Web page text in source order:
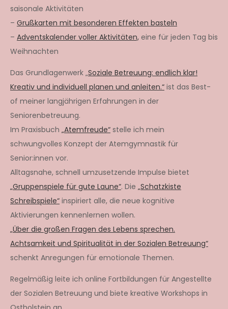
saisonale Aktivitäten
– Grußkarten mit besonderen Effekten basteln
– Adventskalender voller Aktivitäten, eine für jeden Tag bis
Weihnachten
Das Grundlagenwerk „Soziale Betreuung: endlich klar!
Kreativ und individuell planen und anleiten.“ ist das Best-
of meiner langjährigen Erfahrungen in der
Seniorenbetreuung.
Im Praxisbuch „Atemfreude“ stelle ich mein
schwungvolles Konzept der Atemgymnastik für
Senior:innen vor.
Alltagsnahe, schnell umzusetzende Impulse bietet
„Gruppenspiele für gute Laune“. Die „Schatzkiste
Schreibspiele“ inspiriert alle, die neue kognitive
Aktivierungen kennenlernen wollen.
„Über die großen Fragen des Lebens sprechen.
Achtsamkeit und Spiritualität in der Sozialen Betreuung“
schenkt Anregungen für emotionale Themen.
Regelmäßig leite ich online Fortbildungen für Angestellte
der Sozialen Betreuung und biete kreative Workshops in